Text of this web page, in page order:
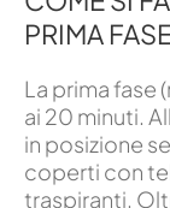
PRIMA
La prima fase
ai 20 minuti.
in posizione
coperti con
traspiranti.